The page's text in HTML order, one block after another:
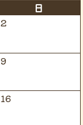
日
2
9
16